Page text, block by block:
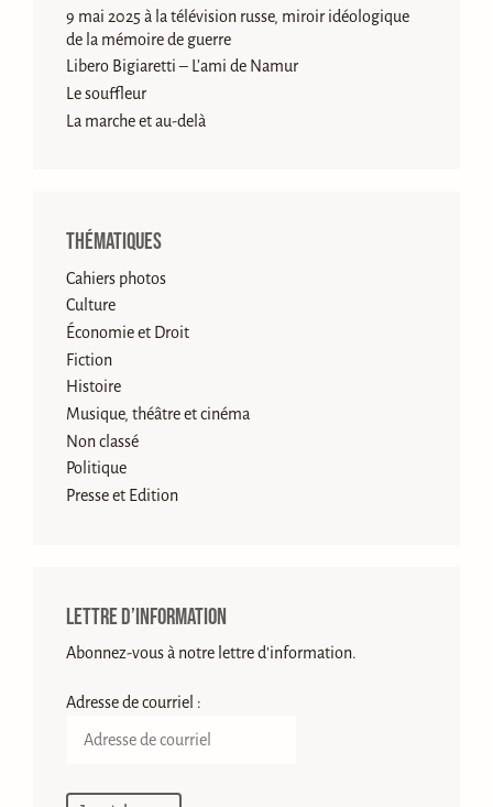
9 mai 2025 à la télévision russe, miroir idéologique
de la mémoire de guerre
Libero Bigiaretti – L’ami de Namur
Le souffleur
La marche et au-delà
Thématiques
Cahiers photos
Culture
Économie et Droit
Fiction
Histoire
Musique, théâtre et cinéma
Non classé
Politique
Presse et Edition
Lettre d’information
Abonnez-vous à notre lettre d'information.
Adresse de courriel :